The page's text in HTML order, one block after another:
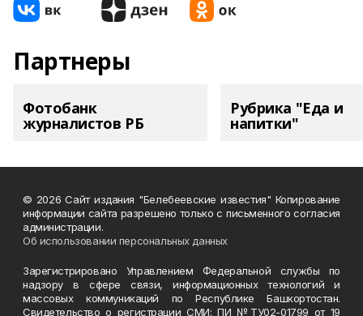
Партнеры
Фотобанк
журналистов РБ
Рубрика "Еда и
напитки"
© 2026 Сайт издания "Белебеевские известия" Копирование
информации сайта разрешено только с письменного согласия
администрации.
Об использовании персональных данных
Зарегистрировано Управлением Федеральной службы по
надзору в сфере связи, информационных технологий и
массовых коммуникаций по Республике Башкортостан.
Свидетельство о регистрации СМИ: ПИ №ТУ02-01799 от 19